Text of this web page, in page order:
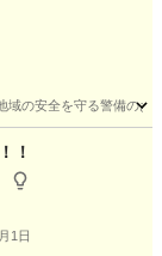
域の安全を守る警備の
！
1日